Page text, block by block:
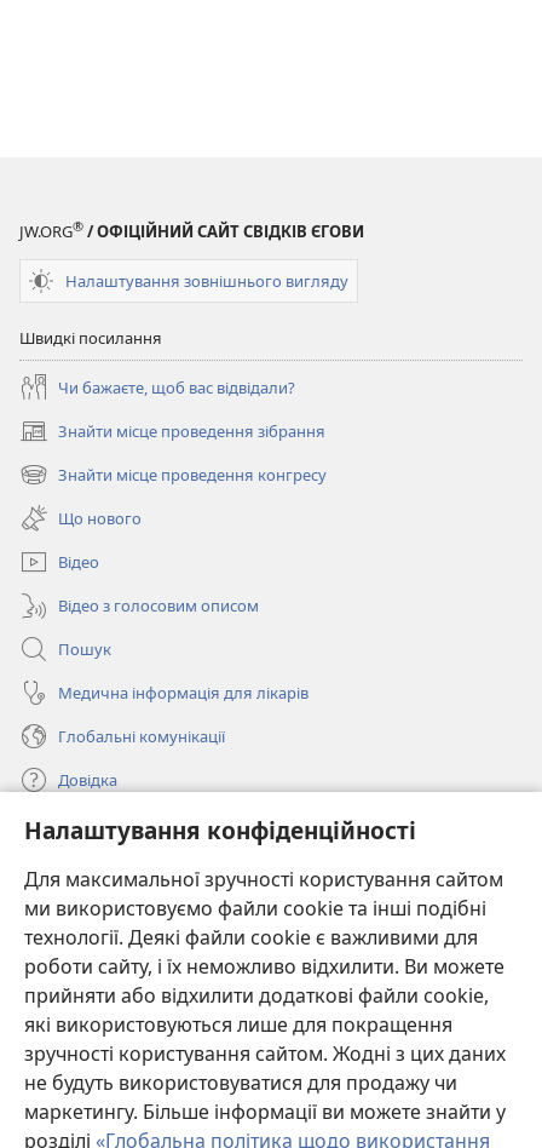
Налаштування конфіденційності
Для максимальної зручності користування сайтом
ми використовуємо файли cookie та інші подібні
технології. Деякі файли cookie є важливими для
роботи сайту, і їх неможливо відхилити. Ви можете
прийняти або відхилити додаткові файли cookie,
які використовуються лише для покращення
зручності користування сайтом. Жодні з цих даних
не будуть використовуватися для продажу чи
маркетингу. Більше інформації ви можете знайти у
розділі «Глобальна політика щодо використання
JW.ORG® / ОФІЦІЙНИЙ САЙТ СВІДКІВ ЄГОВИ
Налаштування зовнішнього вигляду
Швидкі посилання
Чи бажаєте, щоб вас відвідали?
Знайти місце проведення зібрання
(відкривається
у
новому
вікні)
Знайти місце проведення конгресу
(відкривається
новому
вікні)
Що нового
Відео
Відео з голосовим описом
Пошук
Медична інформація для лікарів
Глобальні комунікації
Довідка
Пожертви
(відкривається
у
новому
вікні)
ОНЛАЙН-БІБЛІОТЕКА Товариства «Вартова башта»™
(відкривається
у
новому
вікні)
JW Hub ®
(відкривається
у
новомуJW Library
Watchtower Library